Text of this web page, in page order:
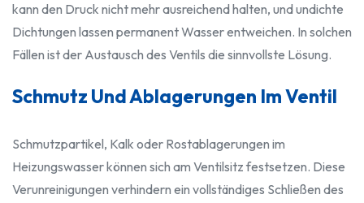
kann den Druck nicht mehr ausreichend halten, und undichte
Dichtungen lassen permanent Wasser entweichen. In solchen
Fällen ist der Austausch des Ventils die sinnvollste Lösung.
Schmutz Und Ablagerungen Im Ventil
Schmutzpartikel, Kalk oder Rostablagerungen im
Heizungswasser können sich am Ventilsitz festsetzen. Diese
Verunreinigungen verhindern ein vollständiges Schließen des